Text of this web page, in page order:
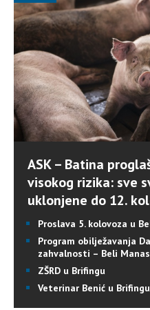
ASK – Batina
visokog rizika: sve
uklonjene do 12.
Proslava 5. kolovoza u
Program obilježavanja
zahvalnosti – Beli
ZŠRD u Brifingu
Veterinar Benić u Brifingu